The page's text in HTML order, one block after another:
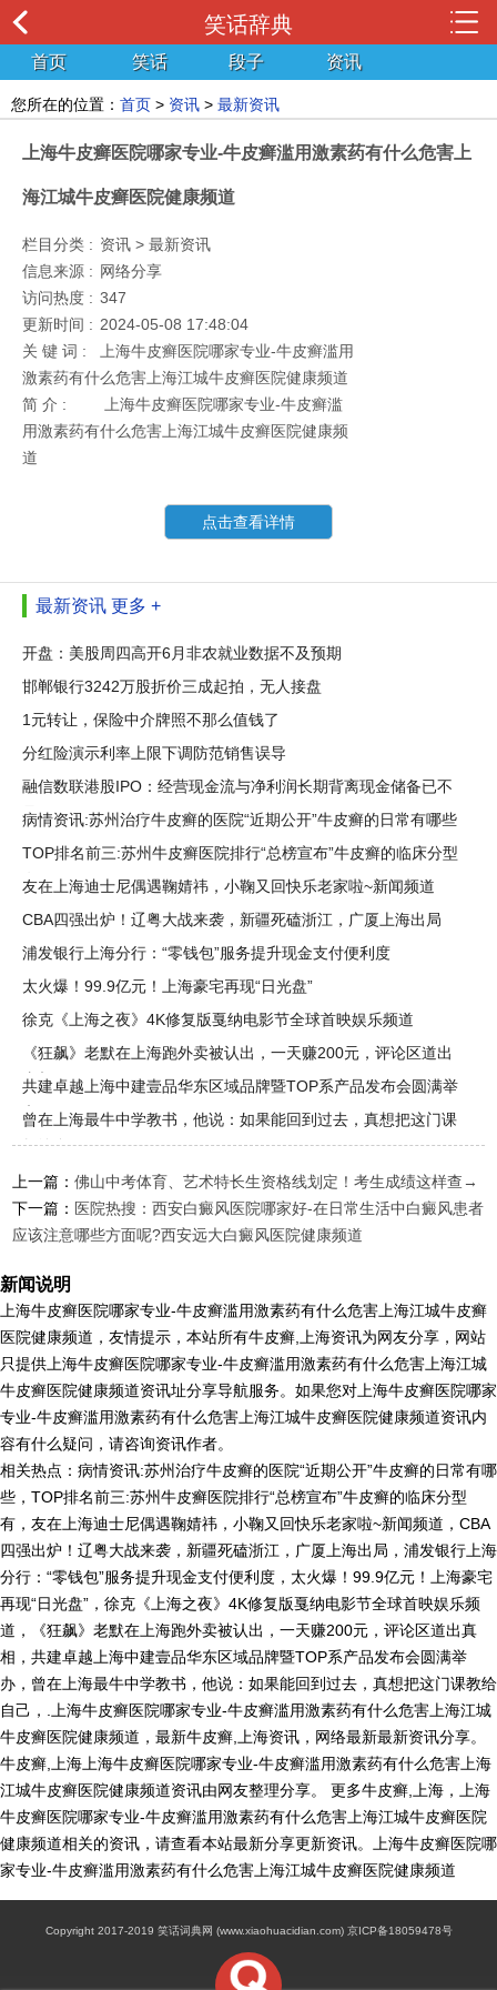
笑话辞典
首页 笑话 段子 资讯
您所在的位置： 首页 > 资讯 > 最新资讯
上海牛皮癣医院哪家专业-牛皮癣滥用激素药有什么危害上
海江城牛皮癣医院健康频道
栏目分类 : 资讯 > 最新资讯
信息来源 : 网络分享
访问热度 : 347
更新时间 : 2024-05-08 17:48:04
关 键 词 :
上海牛皮癣医院哪家专业-牛皮癣滥用
激素药有什么危害上海江城牛皮癣医院健康频道
简 介 :
上海牛皮癣医院哪家专业-牛皮癣滥
用激素药有什么危害上海江城牛皮癣医院健康频
道
点击查看详情
最新资讯 更多 +
开盘：美股周四高开6月非农就业数据不及预期
邯郸银行3242万股折价三成起拍，无人接盘
1元转让，保险中介牌照不那么值钱了
分红险演示利率上限下调防范销售误导
融信数联港股IPO：经营现金流与净利润长期背离现金储备已不
足三百
病情资讯:苏州治疗牛皮癣的医院“近期公开”牛皮癣的日常有哪些
TOP排名前三:苏州牛皮癣医院排行“总榜宣布”牛皮癣的临床分型
有
友在上海迪士尼偶遇鞠婧祎，小鞠又回快乐老家啦~​新闻频道
CBA四强出炉！辽粤大战来袭，新疆死磕浙江，广厦上海出局
浦发银行上海分行：“零钱包”服务提升现金支付便利度
太火爆！99.9亿元！上海豪宅再现“日光盘”
徐克《上海之夜》4K修复版戛纳电影节全球首映娱乐频道
《狂飙》老默在上海跑外卖被认出，一天赚200元，评论区道出
真相
共建卓越上海中建壹品华东区域品牌暨TOP系产品发布会圆满举
办
曾在上海最牛中学教书，他说：如果能回到过去，真想把这门课
教给自己
上一篇：佛山中考体育、艺术特长生资格线划定！考生成绩这样查→
下一篇： 医院热搜：西安白癜风医院哪家好-在日常生活中白癜风患者
应该注意哪些方面呢?西安远大白癜风医院健康频道
新闻说明
上海牛皮癣医院哪家专业-牛皮癣滥用激素药有什么危害上海江城牛皮癣
医院健康频道，友情提示，本站所有牛皮癣,上海资讯为网友分享，网站
只提供上海牛皮癣医院哪家专业-牛皮癣滥用激素药有什么危害上海江城
牛皮癣医院健康频道资讯址分享导航服务。如果您对上海牛皮癣医院哪家
专业-牛皮癣滥用激素药有什么危害上海江城牛皮癣医院健康频道资讯内
容有什么疑问，请咨询资讯作者。
相关热点：病情资讯:苏州治疗牛皮癣的医院“近期公开”牛皮癣的日常有哪
些，TOP排名前三:苏州牛皮癣医院排行“总榜宣布”牛皮癣的临床分型
有，友在上海迪士尼偶遇鞠婧祎，小鞠又回快乐老家啦~​新闻频道，CBA
四强出炉！辽粤大战来袭，新疆死磕浙江，广厦上海出局，浦发银行上海
分行：“零钱包”服务提升现金支付便利度，太火爆！99.9亿元！上海豪宅
再现“日光盘”，徐克《上海之夜》4K修复版戛纳电影节全球首映娱乐频
道，《狂飙》老默在上海跑外卖被认出，一天赚200元，评论区道出真
相，共建卓越上海中建壹品华东区域品牌暨TOP系产品发布会圆满举
办，曾在上海最牛中学教书，他说：如果能回到过去，真想把这门课教给
自己，.上海牛皮癣医院哪家专业-牛皮癣滥用激素药有什么危害上海江城
牛皮癣医院健康频道，最新牛皮癣,上海资讯，网络最新最新资讯分享。
牛皮癣,上海上海牛皮癣医院哪家专业-牛皮癣滥用激素药有什么危害上海
江城牛皮癣医院健康频道资讯由网友整理分享。 更多牛皮癣,上海，上海
牛皮癣医院哪家专业-牛皮癣滥用激素药有什么危害上海江城牛皮癣医院
健康频道相关的资讯，请查看本站最新分享更新资讯。上海牛皮癣医院哪
家专业-牛皮癣滥用激素药有什么危害上海江城牛皮癣医院健康频道
Copyright 2017-2019 笑话词典网 (www.xiaohuacidian.com) 京ICP备18059478号